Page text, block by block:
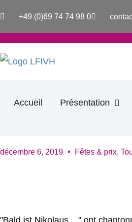
+49 (0)69 74 74 98 0
Accueil Présentation
décembre 6, 2019 Fêtes & prix,
"Bald ist Nikolaus ..." ont